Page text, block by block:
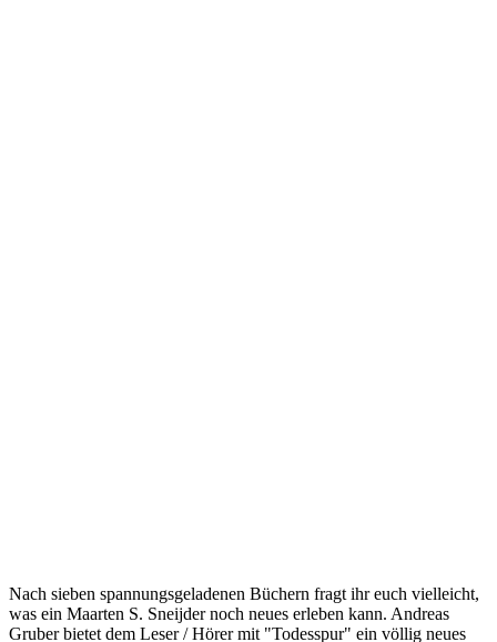
Nach sieben spannungsgeladenen Büchern fragt ihr euch vielleicht,
was ein Maarten S. Sneijder noch neues erleben kann. Andreas
Gruber bietet dem Leser / Hörer mit "Todesspur" ein völlig neues